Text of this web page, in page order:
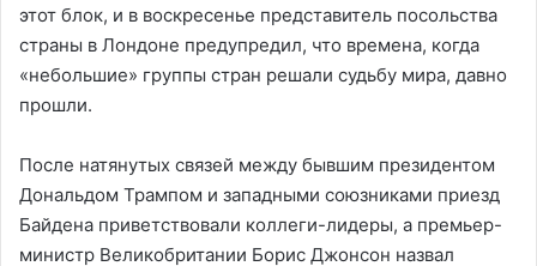
этот блок, и в воскресенье представитель посольства
страны в Лондоне предупредил, что времена, когда
«небольшие» группы стран решали судьбу мира, давно
прошли.
После натянутых связей между бывшим президентом
Дональдом Трампом и западными союзниками приезд
Байдена приветствовали коллеги-лидеры, а премьер-
министр Великобритании Борис Джонсон назвал